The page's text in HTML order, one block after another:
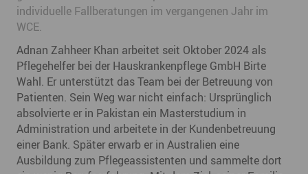
individuelle Fallberatungen im vergangenen Jahr im
WCE.
Adnan Zahheer Khan arbeitet seit Oktober 2024 als
Pflegehelfer bei der Hauskrankenpflege GmbH Birte
Wahl. Er unterstützt das Team bei der Betreuung von
Patienten. Sein Weg war nicht einfach: Ursprünglich
absolvierte er in Pakistan ein Masterstudium in
Administration und arbeitete in der Kundenbetreuung
einer Bank. Später erwarb er in Australien eine
Ausbildung zum Pflegeassistenten und sammelte dort